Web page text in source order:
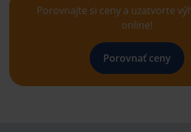
Porovnajte si ceny a uzatvorte
online!
Porovnať ceny